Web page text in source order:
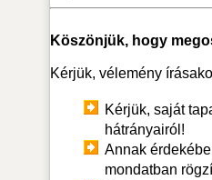
Köszönjük, hogy
Kérjük, vélemény
Kérjük, saját
hátrányairól!
Annak
mondatban